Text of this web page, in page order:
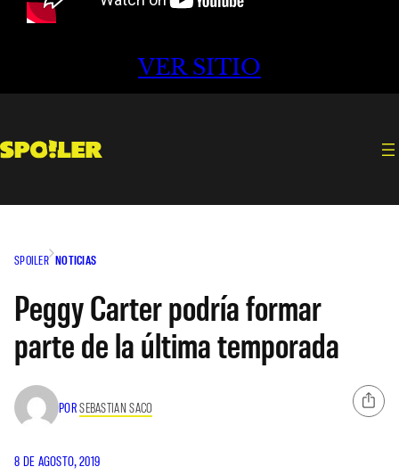
VER SITIO
SPOILER NOTICIAS
Peggy Carter podría formar
parte de la última temporada
PORSEBASTIAN SACO
8 DE AGOSTO, 2019